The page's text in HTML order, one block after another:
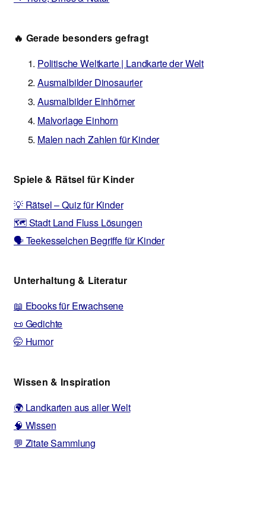
🔥 Gerade besonders gefragt
Politische Weltkarte | Landkarte der Welt
Ausmalbilder Dinosaurier
Ausmalbilder Einhörner
Malvorlage Einhorn
Malen nach Zahlen für Kinder
Spiele & Rätsel für Kinder
💡 Rätsel – Quiz für Kinder
🗺️ Stadt Land Fluss Lösungen
🗣️ Teekesselchen Begriffe für Kinder
Unterhaltung & Literatur
📖 Ebooks für Erwachsene
📜 Gedichte
🤭 Humor
Wissen & Inspiration
🌍 Landkarten aus aller Welt
🧠 Wissen
💬 Zitate Sammlung